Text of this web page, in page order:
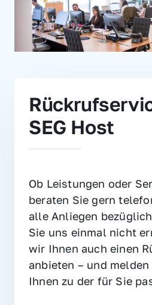
SEG Host
Ob Leistungen oder
beraten Sie gern
alle Anliegen
Sie uns einmal nicht
wir Ihnen auch einen
anbieten – und
Ihnen zu der für Sie